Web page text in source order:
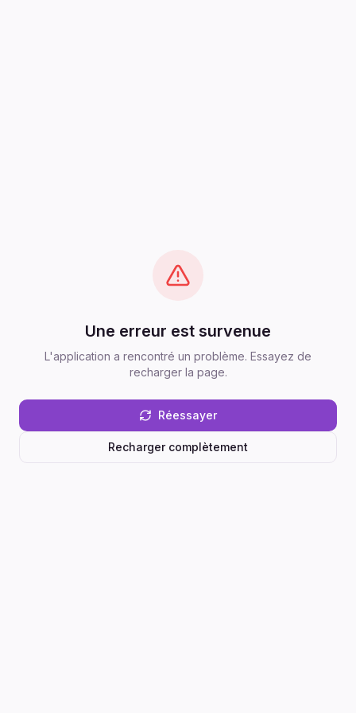
Une erreur est survenue
L'application a rencontré un problème. Essayez de
recharger la page.
Réessayer
Recharger complètement